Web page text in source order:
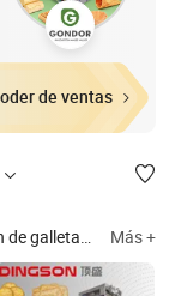
de ventas
papas fritas, máquina de papas fritas Más +